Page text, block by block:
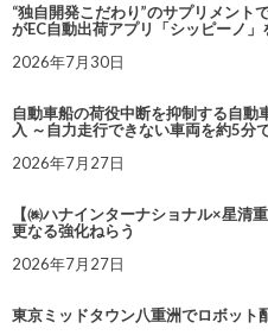
“独自開発こだわり”のサプリメント
がEC自動出荷アプリ「シッピーノ」
2026年7月30日
自動車船の荷役中断を抑制する自動
入 ～自力走行できない車両を約5分
2026年7月27日
【㈱ハナインターナショナル×星清
更なる強化ねらう
2026年7月27日
東京ミッドタウン八重洲でロボット